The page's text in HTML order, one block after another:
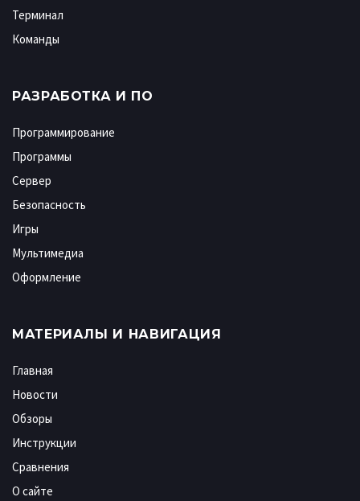
Терминал
Команды
РАЗРАБОТКА И ПО
Программирование
Программы
Сервер
Безопасность
Игры
Мультимедиа
Оформление
МАТЕРИАЛЫ И НАВИГАЦИЯ
Главная
Новости
Обзоры
Инструкции
Сравнения
О сайте